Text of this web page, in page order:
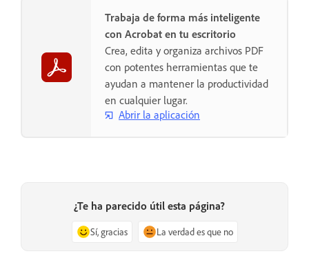
Trabaja de forma más inteligente
con Acrobat en tu escritorio
Crea, edita y organiza archivos PDF
con potentes herramientas que te
ayudan a mantener la productividad
en cualquier lugar.
Abrir la aplicación
¿Te ha parecido útil esta página?
Sí, gracias La verdad es que no